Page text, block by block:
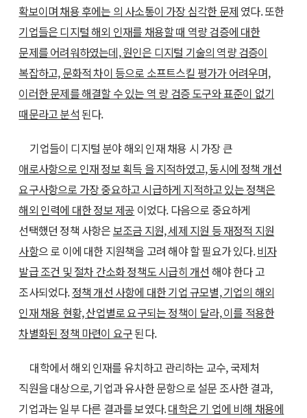
확보이며 채용 후에는 의 사소통이 가장 심각한 문제 였다. 또한
기업들은 디지털 해외 인재를 채용할 때 역량 검증에 대한
문제를 어려워하였는데, 원인은 디지털 기술의 역량 검증이
복잡하고, 문화적 차이 등으로 소프트스킬 평가가 어려우며,
이러한 문제를 해결할 수 있는 역 량 검증 도구와 표준이 없기
때문라고 분석된다.
기업들이 디지털 분야 해외 인재 채용 시 가장 큰
애로사항으로 인재 정보 획득 을 지적하였고, 동시에 정책 개선
요구사항으로 가장 중요하고 시급하게 지적하고 있는 정책은
해외 인력에 대한 정보 제공 이었다. 다음으로 중요하게
선택했던 정책 사항은보조금 지원, 세제 지원 등 재정적 지원
사항으 로 이에 대한 지원책을 고려 해야 할 필요가 있다.비자
발급 조건 및 절차 간소화 정책도 시급히 개선 해야 한다 고
조사되었다.정책 개선 사항에 대한 기업 규모별, 기업의 해외
인재 채용 현황, 산업별로 요구되는 정책이 달라, 이를 적용한
차별화된 정책 마련이 요구된다.
대학에서 해외 인재를 유치하고 관리하는 교수, 국제처
직원을 대상으로, 기업과 유사한 문항으로 설문 조사한 결과,
기업과는 일부 다른 결과를 보였다.대학은 기 업에 비해 채용에